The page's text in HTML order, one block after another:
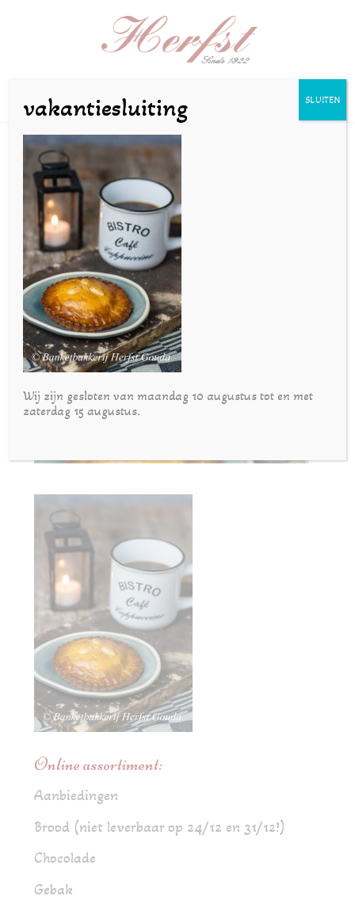
©sandra_zeilstra-2019-
02-161
doorbakkerijherfst|jan 22, 2019
Online assortiment:
Aanbiedingen
Brood (niet leverbaar op 24/12 en 31/12!)
Chocolade
Gebak
vakantiesluiting
Wij zijn gesloten van maandag 10 augustus tot en met
zaterdag 15 augustus.
SLUITEN